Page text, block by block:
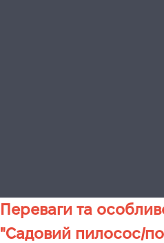
Переваги та
"Садовий пилосос/